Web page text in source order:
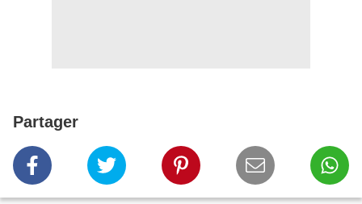
Partager